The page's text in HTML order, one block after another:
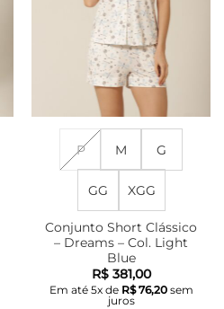
escolhidas
na
página
do
produto
P M G
GG XGG
Conjunto Short Clássico
– Dreams – Col. Light
Blue
R$381,00
Em até 5x de R$76,20sem
juros